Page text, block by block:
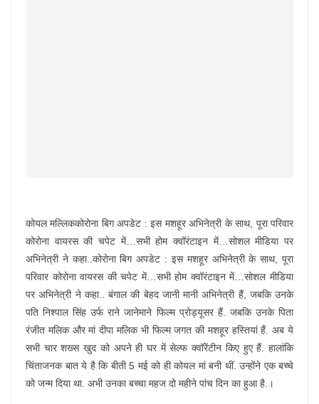
कोयल मल्लिककोरोना बिग अपडेट : इस मशहूर अभिनेत्री के साथ, पूरा परिवार
कोरोना वायरस की चपेट में…सभी होम क्वॉरंटाइन में…सोशल मीडिया पर
अभिनेत्री ने कहा..कोरोना बिग अपडेट : इस मशहूर अभिनेत्री के साथ, पूरा
परिवार कोरोना वायरस की चपेट में…सभी होम क्वॉरंटाइन में…सोशल मीडिया
पर अभिनेत्री ने कहा.. बंगाल की बेहद जानी मानी अभिनेत्री हैं, जबकि उनके
पति निश्पाल सिंह उर्फ राने जानेमाने फिल्म प्रोड्यूसर हैं. जबकि उनके पिता
रंजीत मलिक और मां दीपा मलिक भी फिल्म जगत की मशहूर हस्तियां हैं. अब ये
सभी चार शख्स खुद को अपने ही घर में सेल्फ क्वॉरेंटीन किए हुए हैं. हालांकि
चिंताजनक बात ये है कि बीती 5 मई को ही कोयल मां बनी थीं. उन्होंने एक बच्चे
को जन्म दिया था. अभी उनका बच्चा महज दो महीने पांच दिन का हुआ है.।